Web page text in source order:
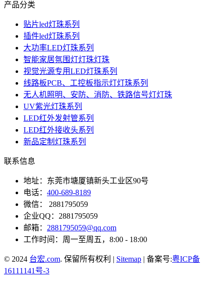
产品分类
贴片led灯珠系列
插件led灯珠系列
大功率LED灯珠系列
智能家居氛围灯灯珠灯珠
视觉光源专用LED灯珠系列
线路板PCB、工控板指示灯灯珠系列
无人机照明、安防、消防、铁路信号灯灯珠
UV紫光灯珠系列
LED红外发射管系列
LED红外接收头系列
新品定制灯珠系列
联系信息
地址：东莞市塘厦镇新头工业区90号
电话： 400-689-8189
微信： 2881795059
企业QQ：2881795059
邮箱： 2881795059@qq.com
工作时间：周一至周五，8:00 - 18:00
© 2024 台宏.com. 保留所有权利 | Sitemap | 备案号:粤ICP备
16111141号-3